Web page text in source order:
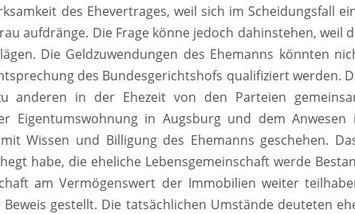
des Ehevertrages, weil sich im Scheidungsfall
aufdränge. Die Frage könne jedoch dahinstehen, weil
Die Geldzuwendungen des Ehemanns könnten
des Bundesgerichtshofs qualifiziert werden.
anderen in der Ehezeit von den Parteien
Eigentumswohnung in Augsburg und dem Anwesen
Wissen und Billigung des Ehemanns geschehen.
habe, die eheliche Lebensgemeinschaft werde
am Vermögenswert der Immobilien weiter
gestellt. Die tatsächlichen Umstände deuteten